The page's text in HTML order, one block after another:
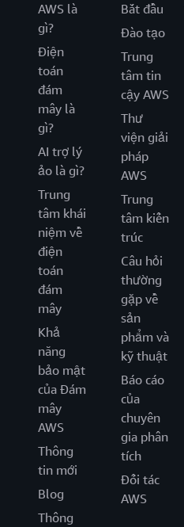
AWS là
gì?
Điện
toán
đám
mây là
gì?
AI trợ lý
ảo là gì?
Trung
tâm khái
niệm về
điện
toán
đám
mây
Khả
năng
bảo mật
của Đám
mây
AWS
Thông
tin mới
Blog
Thông
Bắt đầu
Đào tạo
Trung
tâm tin
cậy AWS
Thư
viện giải
pháp
AWS
Trung
tâm kiến
trúc
Câu hỏi
thường
gặp về
sản
phẩm và
kỹ thuật
Báo cáo
của
chuyên
gia phân
tích
Đối tác
AWS